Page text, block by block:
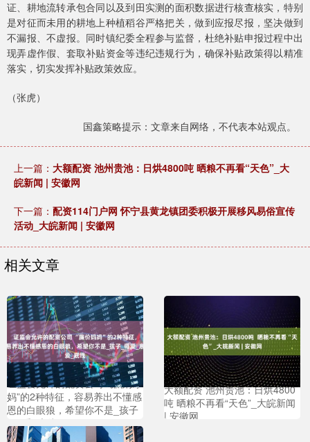
证、耕地流转承包合同以及到田实测的面积数据进行核查核实，特别
是对征而未用的耕地上种植稻谷严格把关，做到应报尽报，坚决做到
不漏报、不虚报。同时镇纪委全程参与监督，杜绝补贴申报过程中出
现弄虚作假、套取补贴资金等违纪违规行为，确保补贴政策得以精准
落实，切实发挥补贴政策效应。
（张虎）
国鑫策略提示：文章来自网络，不代表本站观点。
上一篇： 大额配资 池州贵池：日烘4800吨 晒粮不再看“天色”_大
皖新闻 | 安徽网
下一篇： 配资114门户网 怀宁县黄龙镇团委积极开展移风易俗宣传
活动_大皖新闻 | 安徽网
相关文章
证监会允许的配资公司 “廉价妈
妈”的2种特征，容易养出不懂感
恩的白眼狼，希望你不是_孩子
_母爱_底线
大额配资 池州贵池：日烘4800
吨 晒粮不再看“天色”_大皖新闻
| 安徽网